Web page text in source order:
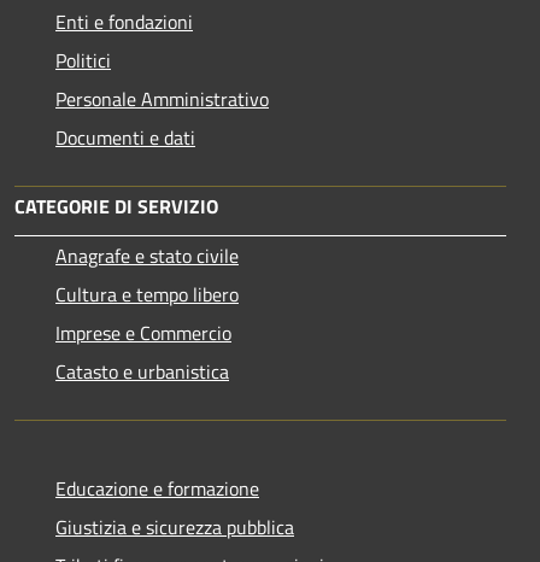
Enti e fondazioni
Politici
Personale Amministrativo
Documenti e dati
CATEGORIE DI SERVIZIO
Anagrafe e stato civile
Cultura e tempo libero
Imprese e Commercio
Catasto e urbanistica
Educazione e formazione
Giustizia e sicurezza pubblica